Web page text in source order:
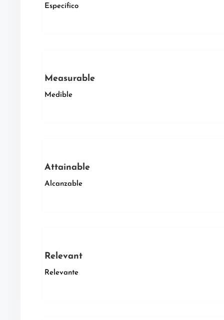
Específico
Measurable
Medible
Attainable
Alcanzable
Relevant
Relevante